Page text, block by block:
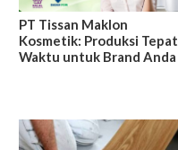
PT Tissan Maklon
Kosmetik: Produksi Tepat
Waktu untuk Brand Anda